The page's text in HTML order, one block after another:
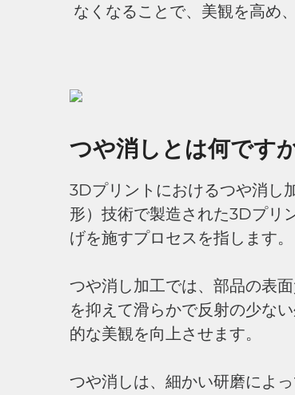
なくなることで、美観を高め
つや消しとは何です
3Dプリントにおけるつや消し
形）技術で製造された3Dプリ
げを施すプロセスを指します。
つや消し加工では、部品の表
を抑えて滑らかで反射の少な
的な美観を向上させます。
つや消しは、細かい研磨によ